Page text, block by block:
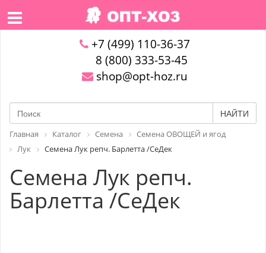
+7 (499) 110-36-37
8 (800) 333-53-45
shop@opt-hoz.ru
НАЙТИ
Главная Каталог Семена
Семена ОВОЩЕЙ и ягод
Лук
Семена Лук репч. Барлетта /СеДек
Семена Лук репч.
Барлетта /СеДек